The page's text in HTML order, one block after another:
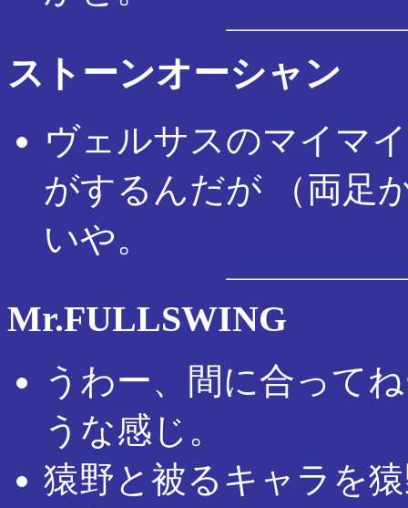
ストーンオーシャン
ヴェルサスのマイマ
がするんだが （両足
いや。
Mr.FULLSWING
うわー、間に合って
うな感じ。
猿野と被るキャラを